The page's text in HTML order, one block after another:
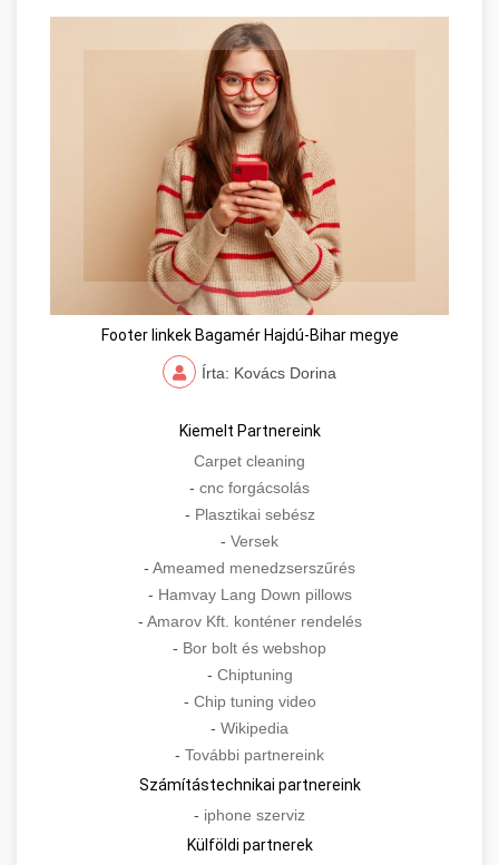
Footer linkek Bagamér Hajdú-Bihar megye
Írta: Kovács Dorina
Kiemelt Partnereink
Carpet cleaning
- cnc forgácsolás
- Plasztikai sebész
- Versek
- Ameamed menedzserszűrés
- Hamvay Lang Down pillows
- Amarov Kft. konténer rendelés
- Bor bolt és webshop
- Chiptuning
- Chip tuning video
- Wikipedia
- További partnereink
Számítástechnikai partnereink
- iphone szerviz
Külföldi partnerek